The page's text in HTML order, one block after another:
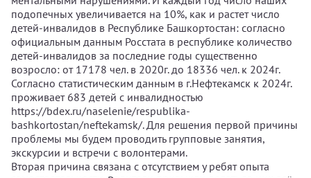
подопечных увеличивается на 10%, как и растет число
детей-инвалидов в Республике Башкортостан: согласно
официальным данным Росстата в республике количество
детей-инвалидов за последние годы существенно
возросло: от 17178 чел. в 2020г. до 18336 чел. к 2024г.
Согласно статистическим данным в г.Нефтекамск к 2024г.
проживает 683 детей с инвалидностью
https://bdex.ru/naselenie/respublika-
bashkortostan/neftekamsk/. Для решения первой причины
проблемы мы будем проводить групповые занятия,
экскурсии и встречи с волонтерами.
Вторая причина связана с отсутствием у ребят опыта